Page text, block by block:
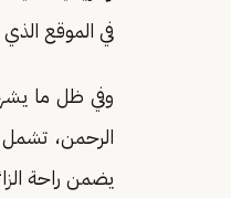
في الموقع
وفي ظل ما
الرحمن، تشمل
يضمن راحة